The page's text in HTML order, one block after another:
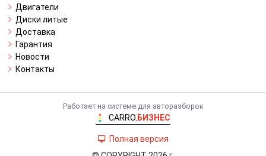
Двигатели
Диски литые
Доставка
Гарантия
Новости
Контакты
Работает на системе для авторазборок
CARRO. БИЗНЕС
Полная версия